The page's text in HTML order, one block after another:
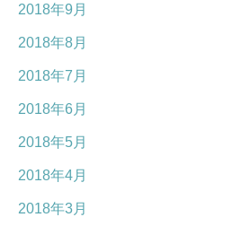
2018年9月
2018年8月
2018年7月
2018年6月
2018年5月
2018年4月
2018年3月